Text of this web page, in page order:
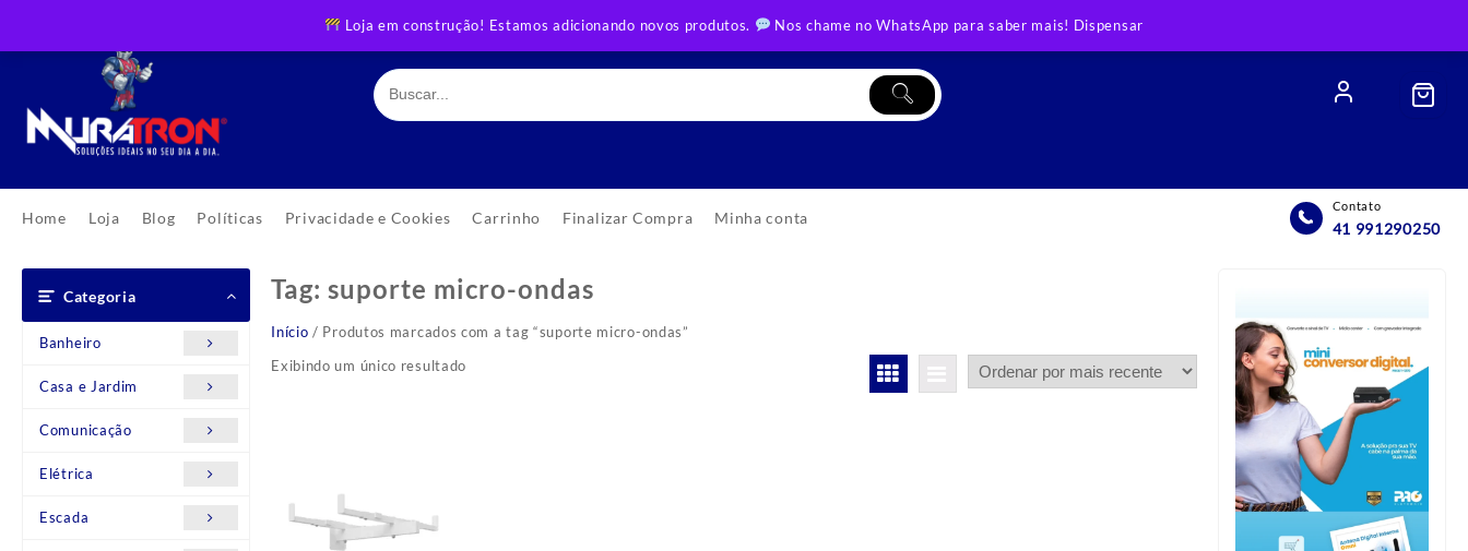
Loja em construção! Estamos adicionando novos produtos. Nos chame no WhatsApp para saber mais! Dispensar
content
Home Loja Blog Políticas Privacidade e Cookies Carrinho Finalizar Compra Minha conta
Contato
41 991290250
Categoria
Banheiro
Casa e Jardim
Comunicação
Elétrica
Escada
Tag:suporte micro-ondas
Início / Produtos marcados com a tag “suporte micro-ondas”
Exibindo um único resultado